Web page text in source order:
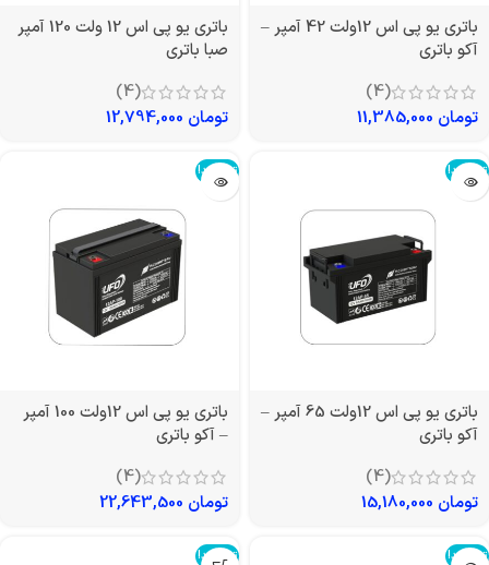
باتری یو پی اس 12ولت 42 آمپر –
آکو باتری
(4)
تومان
باتری یو پی اس 12 ولت 120 آمپر
صبا باتری
(4)
تومان
تمام شد!
باتری یو پی اس 12ولت 65 آمپر –
آکو باتری
(4)
تومان
تمام شد!
باتری یو پی اس 12ولت 100 آمپر
– آکو باتری
(4)
تومان
تمام شد! تمام شد!